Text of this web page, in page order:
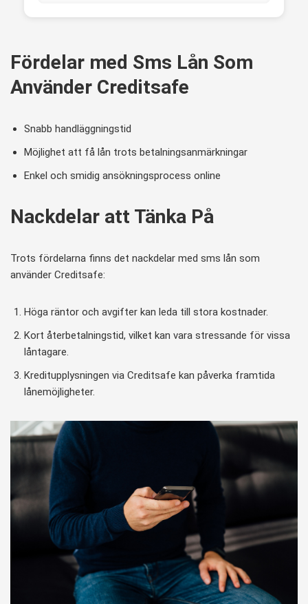
Fördelar med Sms Lån Som
Använder Creditsafe
Snabb handläggningstid
Möjlighet att få lån trots betalningsanmärkningar
Enkel och smidig ansökningsprocess online
Nackdelar att Tänka På
Trots fördelarna finns det nackdelar med sms lån som
använder Creditsafe:
Höga räntor och avgifter kan leda till stora kostnader.
Kort återbetalningstid, vilket kan vara stressande för vissa
låntagare.
Kreditupplysningen via Creditsafe kan påverka framtida
lånemöjligheter.